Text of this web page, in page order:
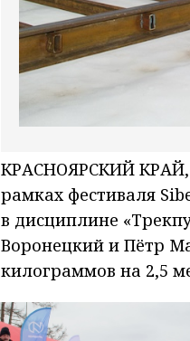
КРАСНОЯРСКИЙ КРАЙ,
рамках фестиваля
в дисциплине
Воронецкий и Пётр
килограммов на 2,5